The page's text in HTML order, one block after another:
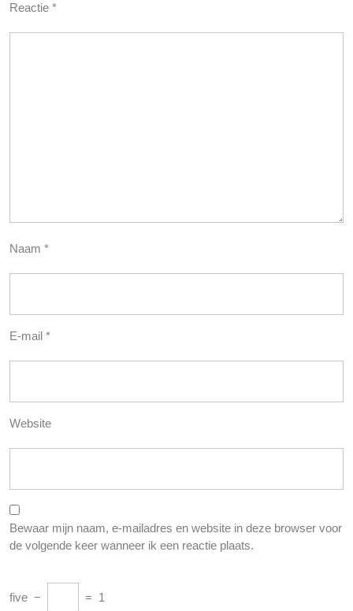
Reactie *
Naam *
E-mail *
Website
Bewaar mijn naam, e-mailadres en website in deze browser voor
de volgende keer wanneer ik een reactie plaats.
five − = 1